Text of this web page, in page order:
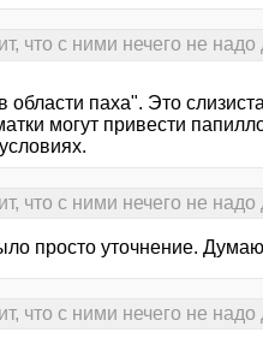
что с ними нечего не надо
области паха". Это
могут привести
что с ними нечего не надо
просто уточнение.
что с ними нечего не надо